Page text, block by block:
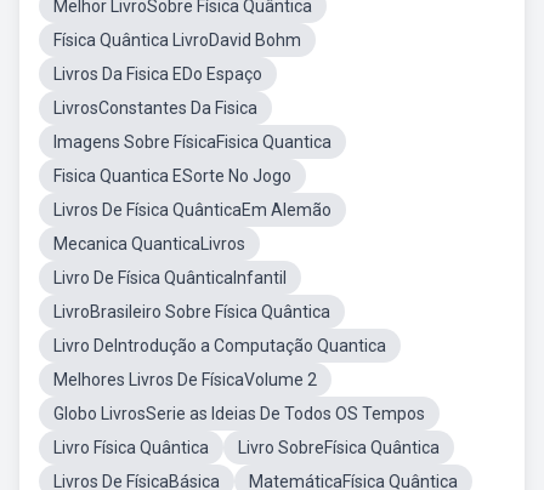
Melhor LivroSobre Física Quântica
Física Quântica LivroDavid Bohm
Livros Da Fisica EDo Espaço
LivrosConstantes Da Fisica
Imagens Sobre FísicaFisica Quantica
Fisica Quantica ESorte No Jogo
Livros De Física QuânticaEm Alemão
Mecanica QuanticaLivros
Livro De Física QuânticaInfantil
LivroBrasileiro Sobre Física Quântica
Livro DeIntrodução a Computação Quantica
Melhores Livros De FísicaVolume 2
Globo LivrosSerie as Ideias De Todos OS Tempos
Livro Física Quântica
Livro SobreFísica Quântica
Livros De FísicaBásica
MatemáticaFísica Quântica